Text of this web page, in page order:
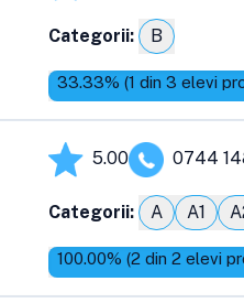
Categorii: B
33.33% (1 din 3 elevi
5.00 0744
Categorii: A A1
100.00% (2 din 2 elevi